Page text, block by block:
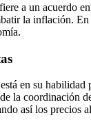
a un acuerdo
la inflación.
en su habilidad
la coordinación
así los precios